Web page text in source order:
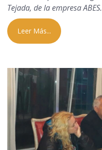
Tejada, de la empresa ABES.
Leer Más...